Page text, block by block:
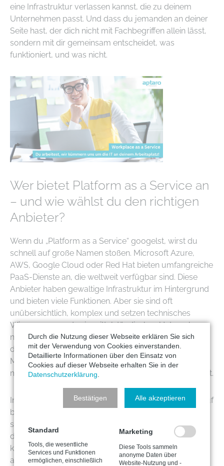
eine Infrastruktur verlassen kannst, die zu deinem
Unternehmen passt. Und dass du jemanden an deiner
Seite hast, der dich nicht mit Fachbegriffen allein lässt,
sondern mit dir gemeinsam entscheidet, was
funktioniert, und was nicht.
Wer bietet Platform as a Service an
– und wie wählst du den richtigen
Anbieter?
Wenn du „Platform as a Service“ googelst, wirst du
schnell auf große Namen stoßen. Microsoft Azure,
AWS, Google Cloud oder Red Hat bieten umfangreiche
PaaS-Dienste an, die weltweit verfügbar sind. Diese
Anbieter haben gewaltige Infrastruktur im Hintergrund
und bieten viele Funktionen. Aber sie sind oft
unübersichtlich, komplex und setzen technisches
Wissen voraus, das in mittelständischen Unternehmen
nicht immer vorhanden ist. Genau das ist der Punkt, an
dem viele Unternehmen irgendwann feststecken. Die
Möglichkeiten sind da, aber niemand weiß genau, wie
man sie wirklich nutzt, geschweige denn sicher betreibt.
In Berlin gibt es aber auch kleinere Anbieter, die sich auf
bestimmte Branchen oder Anwendungsfälle
spezialisiert haben. Und mit aptaro hast du zusätzlich
die Chance, das Beste aus beiden Welten zu
kombinieren. Du kannst mit globalen Plattformen
arbeiten, hast aber ein regionales IT-Systemhaus an
Durch die Nutzung dieser Webseite erklären Sie sich
mit der Verwendung von Cookies einverstanden.
Detaillierte Informationen über den Einsatz von
Cookies auf dieser Webseite erhalten Sie in der
Datenschutzerklärung
Bestätigen Alle akzeptieren
Standard
Tools, die wesentliche
Services und Funktionen
ermöglichen, einschließlich
Marketing
Diese Tools sammeln
anonyme Daten über
Website-Nutzung und -